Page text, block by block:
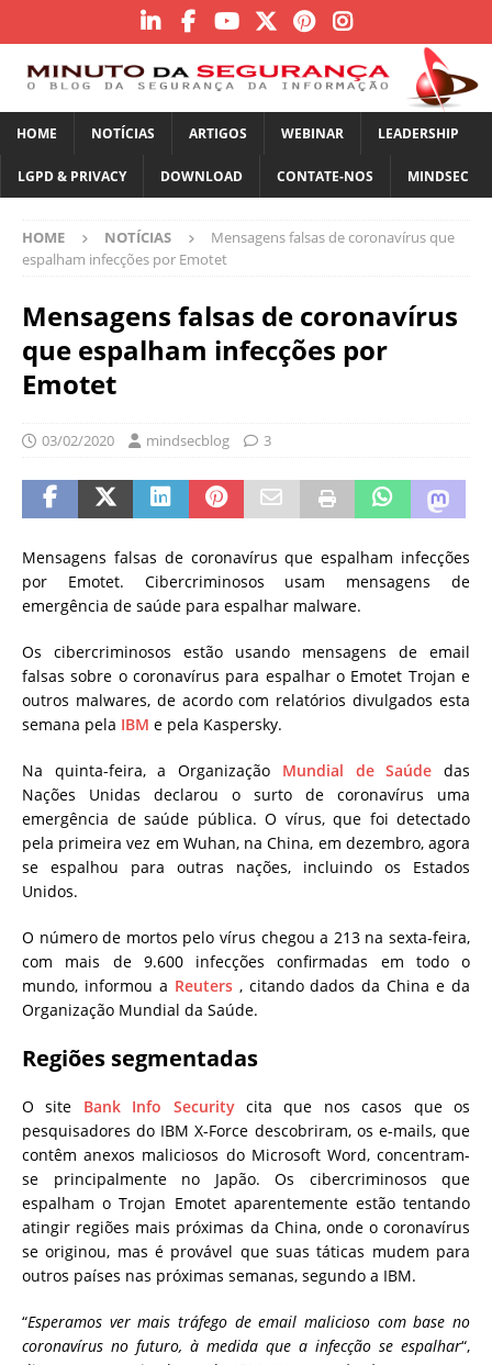
HOME NOTÍCIAS ARTIGOS WEBINAR LEADERSHIP
LGPD & PRIVACY DOWNLOAD CONTATE-NOS MINDSEC
HOME NOTÍCIAS
Mensagens falsas de coronavírus que
espalham infecções por Emotet
Mensagens falsas de coronavírus
que espalham infecções por
Emotet
03/02/2020 mindsecblog 3
Mensagens falsas de coronavírus que espalham infecções
por Emotet. Cibercriminosos usam mensagens de
emergência de saúde para espalhar malware.
Os cibercriminosos estão usando mensagens de email
falsas sobre o coronavírus para espalhar o Emotet Trojan e
outros malwares, de acordo com relatórios divulgados esta
semana pela IBM e pela Kaspersky.
Na quinta-feira, a Organização Mundial de Saúde das
Nações Unidas declarou o surto de coronavírus uma
emergência de saúde pública. O vírus, que foi detectado
pela primeira vez em Wuhan, na China, em dezembro, agora
se espalhou para outras nações, incluindo os Estados
Unidos.
O número de mortos pelo vírus chegou a 213 na sexta-feira,
com mais de 9.600 infecções confirmadas em todo o
mundo, informou a Reuters, citando dados da China e da
Organização Mundial da Saúde.
Regiões segmentadas
O site Bank Info Securitycita que nos casos que os
pesquisadores do IBM X-Force descobriram, os e-mails, que
contêm anexos maliciosos do Microsoft Word, concentram-
se principalmente no Japão. Os cibercriminosos que
espalham o Trojan Emotet aparentemente estão tentando
atingir regiões mais próximas da China, onde o coronavírus
se originou, mas é provável que suas táticas mudem para
outros países nas próximas semanas, segundo a IBM.
“Esperamos ver mais tráfego de email malicioso com base no
coronavírus no futuro, à medida que a infecção se espalhar“,